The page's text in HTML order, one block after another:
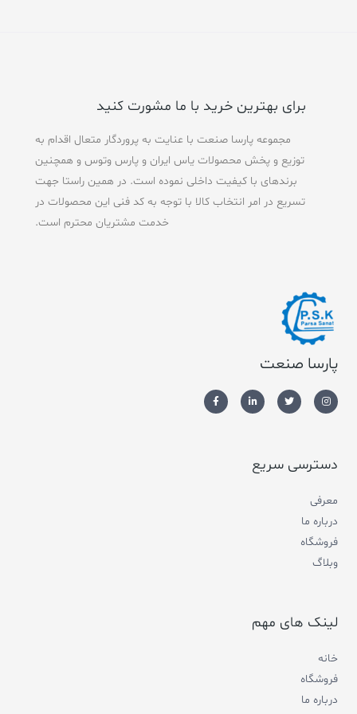
برای بهترین خرید با ما مشورت کنید
مجموعه پارسا صنعت با عنایت به پروردگار متعال اقدام به
توزیع و پخش محصولات یاس ایران و پارس وتوس و همچنین
برندهای با کیفیت داخلی نموده است. در همین راستا جهت
تسریع در امر انتخاب کالا با توجه به کد فنی این محصولات در
خدمت مشتریان محترم است.
پارسا صنعت
دسترسی سریع
معرفی
درباره ما
فروشگاه
وبلاگ
لینک های مهم
خانه
فروشگاه
درباره ما